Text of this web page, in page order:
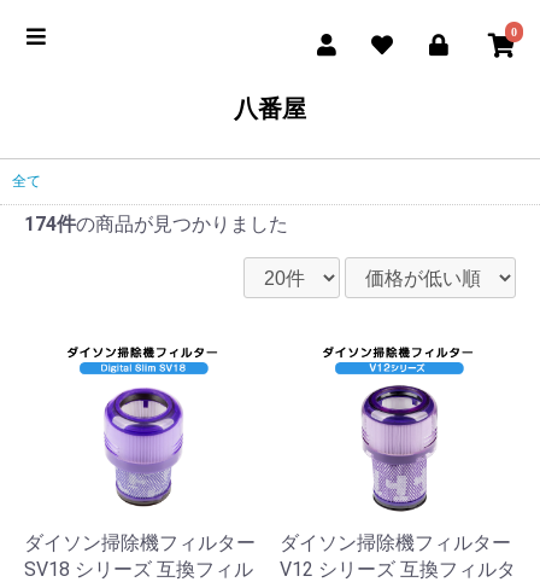
0
八番屋
全て
174件の商品が見つかりました
ダイソン掃除機フィルター
SV18 シリーズ 互換フィル
ダイソン掃除機フィルター
V12 シリーズ 互換フィルタ